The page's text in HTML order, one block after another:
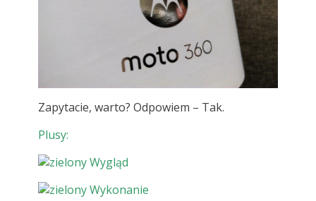
Zapytacie, warto? Odpowiem – Tak.
Plusy:
Wygląd
Wykonanie